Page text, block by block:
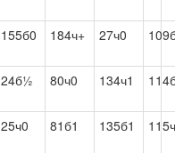
155б0 184ч+ 27ч0
24б½ 80ч0 134ч1
25ч0 81б1 135б1